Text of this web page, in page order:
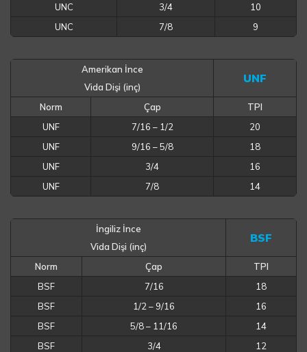
UNC
3/4
10
UNC
7/8 9
Amerikan İnce
Vida Dişi (inç)
UNF
Norm Çap
TPI
UNF
7/16 – 1/2
20
UNF
9/16 – 5/8
18
UNF
3/4
16
UNF
7/8 14
İngiliz İnce
Vida Dişi (inç)
BSF
Norm Çap
TPI
BSF
7/16
18
BSF
1/2 – 9/16
16
BSF
5/8 – 11/16
14
BSF
3/4
12